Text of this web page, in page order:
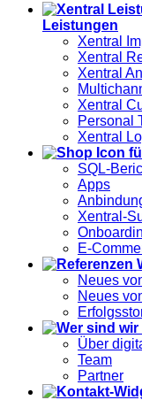
Leistungen
Xentral
Xentral
Xentral
Xentral
Personal
Xentral
SQL-
Apps
Xentral-
E-
Neues
Neues
Über
Team
Partner